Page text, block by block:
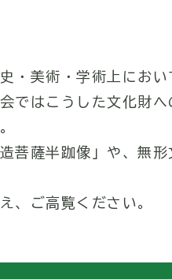
・美術・学術上にお
ではこうした文化財
菩薩半跏像」や、無
、ご高覧ください。